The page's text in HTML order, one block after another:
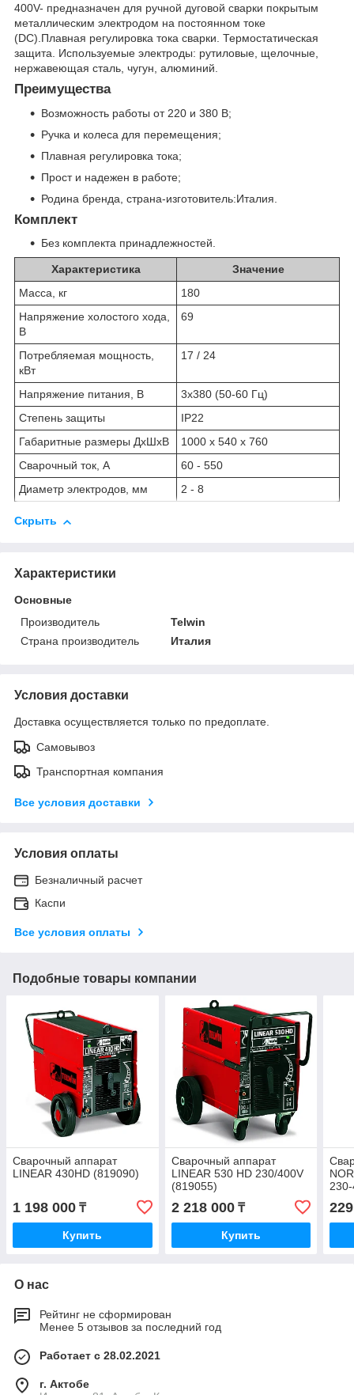
400V- предназначен для ручной дуговой сварки покрытым
металлическим электродом на постоянном токе
(DC).Плавная регулировка тока сварки. Термостатическая
защита. Используемые электроды: рутиловые, щелочные,
нержавеющая сталь, чугун, алюминий.
Преимущества
Возможность работы от 220 и 380 В;
Ручка и колеса для перемещения;
Плавная регулировка тока;
Прост и надежен в работе;
Родина бренда, страна-изготовитель:Италия.
Комплект
Без комплекта принадлежностей.
Характеристика
Значение
Масса, кг
180
Напряжение холостого хода,
В
69
Потребляемая мощность,
кВт
17 / 24
Напряжение питания, В
3х380 (50-60 Гц)
Степень защиты
IP22
Габаритные размеры ДхШхВ
1000 x 540 x 760
Сварочный ток, А
60 - 550
Диаметр электродов, мм
2 - 8
Скрыть
Характеристики
Основные
Производитель
Telwin
Страна производитель
Италия
Условия доставки
Доставка осуществляется только по предоплате.
Самовывоз
Транспортная компания
Все условия доставки
Условия оплаты
Безналичный расчет
Каспи
Все условия оплаты
Подобные товары компании
Сварочный аппарат
LINEAR 430HD (819090)
1 198 000 ₸
Купить
Сварочный аппарат
LINEAR 530 HD 230/400V
(819055)
2 218 000₸
Купить
О нас
Рейтинг не сформирован
Менее 5 отзывов за последний год
Работает с 28.02.2021
г. Актобе